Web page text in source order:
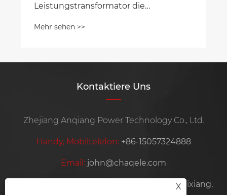
Leistungstransformator die
Mehr sehen >>
Kontaktiere Uns
Zhejiang Anqiang Power Technology Co., Ltd.
Handy, Mobiltelefon: +86-15057324888
Email: john@chaqele.com
Industriegebiet Jinlu, Stadt Beibaixiang,
X